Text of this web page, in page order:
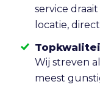
service
locatie,
Wij streven
meest